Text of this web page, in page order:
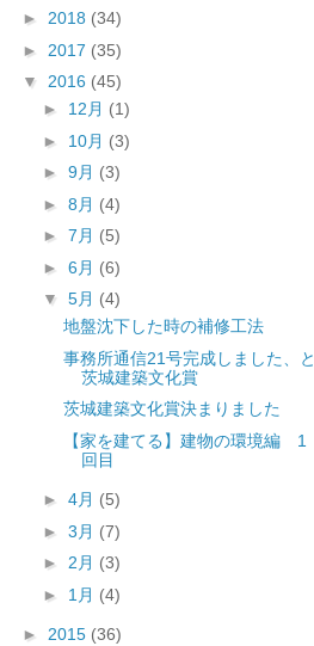
► 2018 (34)
► 2017 (35)
▼ 2016 (45)
► 12月 (1)
► 10月 (3)
► 9月 (3)
► 8月 (4)
► 7月 (5)
► 6月 (6)
▼ 5月 (4)
地盤沈下した時の補修工法
事務所通信21号完成しました、と
茨城建築文化賞
茨城建築文化賞決まりました
【家を建てる】建物の環境編 1
回目
► 4月 (5)
► 3月 (7)
► 2月 (3)
► 1月 (4)
► 2015 (36)